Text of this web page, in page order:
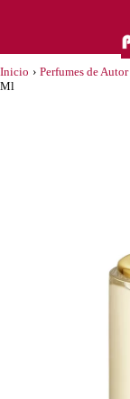
Inicio › Perfumes de Autor
Ml